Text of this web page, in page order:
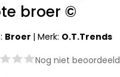
broer ©
Broer |Merk: O.T.Trends
Nog niet beoordeeld